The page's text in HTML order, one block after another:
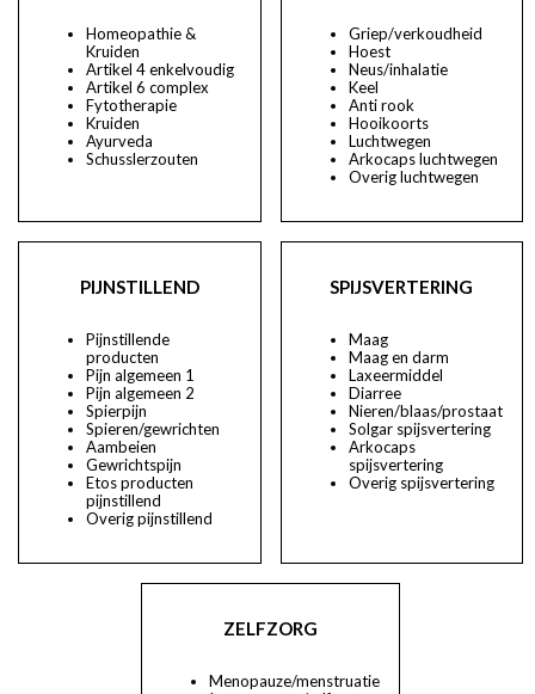
Homeopathie &
Kruiden
Artikel 4 enkelvoudig
Artikel 6 complex
Fytotherapie
Kruiden
Ayurveda
Schusslerzouten
Griep/verkoudheid
Hoest
Neus/inhalatie
Keel
Anti rook
Hooikoorts
Luchtwegen
Arkocaps luchtwegen
Overig luchtwegen
PIJNSTILLEND
Pijnstillende
producten
Pijn algemeen 1
Pijn algemeen 2
Spierpijn
Spieren/gewrichten
Aambeien
Gewrichtspijn
Etos producten
pijnstillend
Overig pijnstillend
SPIJSVERTERING
Maag
Maag en darm
Laxeermiddel
Diarree
Nieren/blaas/prostaat
Solgar spijsvertering
Arkocaps
spijsvertering
Overig spijsvertering
ZELFZORG
Menopauze/menstruatie